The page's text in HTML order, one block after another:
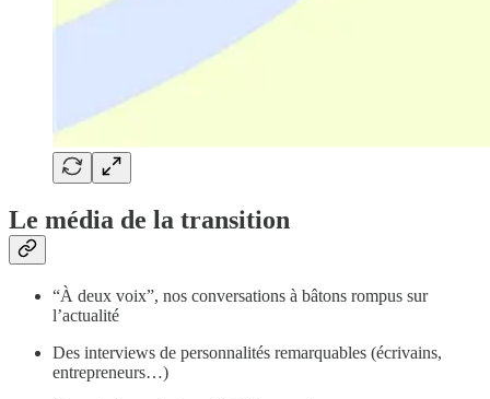
Le média de la transition
“À deux voix”, nos conversations à bâtons rompus sur
l’actualité
Des interviews de personnalités remarquables (écrivains,
entrepreneurs…)